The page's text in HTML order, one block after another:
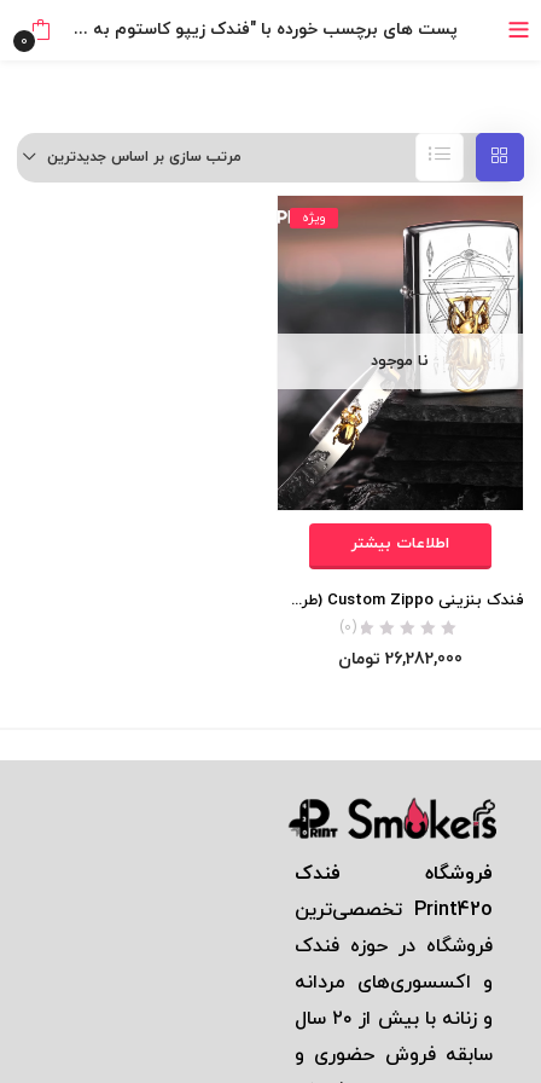
خرید قسطی با ترب‌پی پست های برچسب خورده با "فندک زیپو کاستوم به همراه دستبند" 0
مرتب سازی بر اساس جدیدترین
ویژه
نا موجود
اطلاعات بیشتر
فندک بنزینی Custom Zippo (طرح برجسته به همراه دستبند)
(0)
26,282,000 تومان
فروشگاه فندک
Print42o تخصصی‌ترين
فروشگاه در حوزه فندک
و اكسسوری‌های مردانه
و زنانه با بيش از ٢٠ سال
سابقه فروش حضوری و